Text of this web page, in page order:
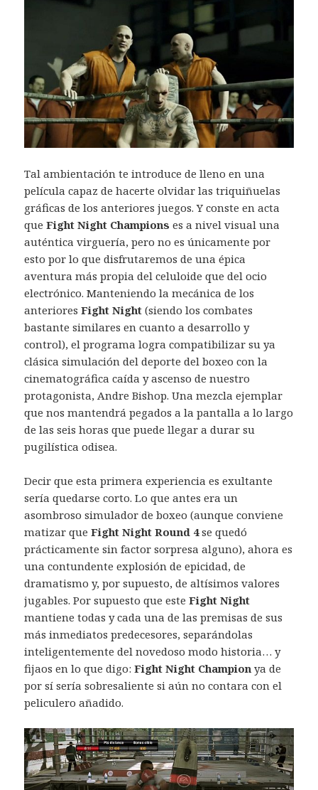
Tal ambientación te introduce de lleno en una
película capaz de hacerte olvidar las triquiñuelas
gráficas de los anteriores juegos. Y conste en acta
queFight Night Champions es a nivel visual una
auténtica virguería, pero no es únicamente por
esto por lo que disfrutaremos de una épica
aventura más propia del celuloide que del ocio
electrónico. Manteniendo la mecánica de los
anterioresFight Night(siendo los combates
bastante similares en cuanto a desarrollo y
control), el programa logra compatibilizar su ya
clásica simulación del deporte del boxeo con la
cinematográfica caída y ascenso de nuestro
protagonista, Andre Bishop. Una mezcla ejemplar
que nos mantendrá pegados a la pantalla a lo largo
de las seis horas que puede llegar a durar su
pugilística odisea.
Decir que esta primera experiencia es exultante
sería quedarse corto. Lo que antes era un
asombroso simulador de boxeo (aunque conviene
matizar queFight Night Round 4se quedó
prácticamente sin factor sorpresa alguno), ahora es
una contundente explosión de epicidad, de
dramatismo y, por supuesto, de altísimos valores
jugables. Por supuesto que esteFight Night
mantiene todas y cada una de las premisas de sus
más inmediatos predecesores, separándolas
inteligentemente del novedoso modo historia… y
fijaos en lo que digo:Fight Night Champion ya de
por sí sería sobresaliente si aún no contara con el
peliculero añadido.